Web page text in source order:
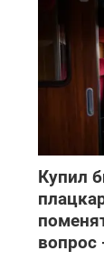
Купил
вопрос